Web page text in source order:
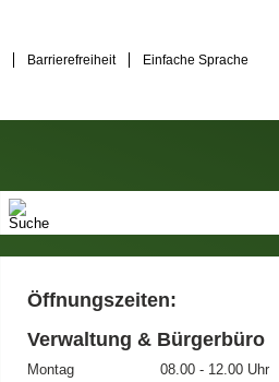
Barrierefreiheit Einfache Sprache
Öffnungszeiten:
Verwaltung & Bürgerbüro
Montag
08.00 - 12.00 Uhr